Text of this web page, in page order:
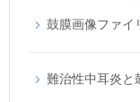
鼓膜画像ファイ
難治性中耳炎と